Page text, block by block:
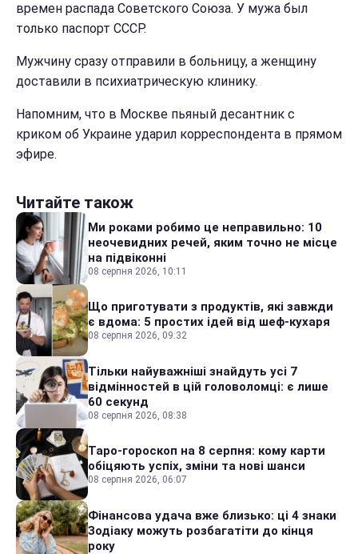
времен распада Советского Союза. У мужа был
только паспорт СССР.
Мужчину сразу отправили в больницу, а женщину
доставили в психиатрическую клинику.
Напомним, что в Москве пьяный десантник с
криком об Украине ударил корреспондента в прямом
эфире.
Читайте також
Ми роками робимо це неправильно: 10
неочевидних речей, яким точно не місце
на підвіконні
08 серпня 2026, 10:11
Що приготувати з продуктів, які завжди
є вдома: 5 простих ідей від шеф-кухаря
08 серпня 2026, 09:32
Тільки найуважніші знайдуть усі 7
відмінностей в цій головоломці: є лише
60 секунд
08 серпня 2026, 08:38
Таро-гороскоп на 8 серпня: кому карти
обіцяють успіх, зміни та нові шанси
08 серпня 2026, 06:07
Фінансова удача вже близько: ці 4 знаки
Зодіаку можуть розбагатіти до кінця
року